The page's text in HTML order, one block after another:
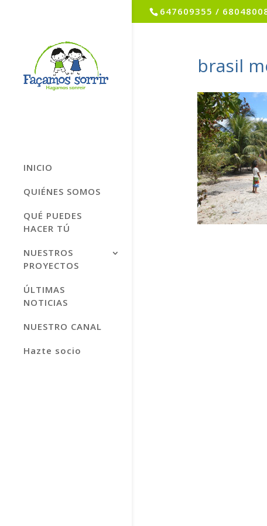
647609355 /
INICIO
QUIÉNES SOMOS
QUÉ PUEDES
HACER TÚ
NUESTROS
PROYECTOS
ÚLTIMAS
NOTICIAS
NUESTRO CANAL
Hazte socio
brasil